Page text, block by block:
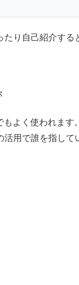
たり自己紹介する
よく使われま
用で誰を指して